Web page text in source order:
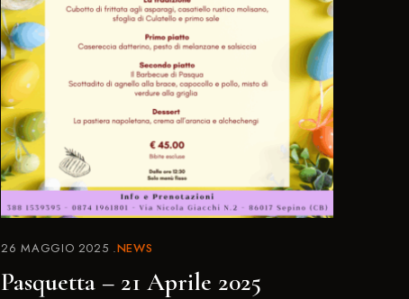
26 MAGGIO 2025 NEWS
Pasquetta – 21 Aprile 2025